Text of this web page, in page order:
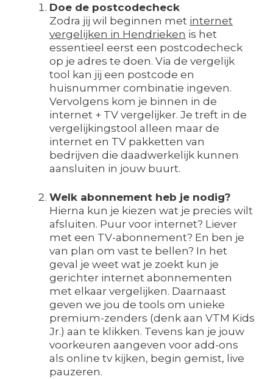
Doe de postcodecheck
Zodra jij wil beginnen met internet
vergelijken in Hendrieken is het
essentieel eerst een postcodecheck
op je adres te doen. Via de vergelijk
tool kan jij een postcode en
huisnummer combinatie ingeven.
Vervolgens kom je binnen in de
internet + TV vergelijker. Je treft in de
vergelijkingstool alleen maar de
internet en TV pakketten van
bedrijven die daadwerkelijk kunnen
aansluiten in jouw buurt.
Welk abonnement heb je nodig?
Hierna kun je kiezen wat je precies wilt
afsluiten. Puur voor internet? Liever
met een TV-abonnement? En ben je
van plan om vast te bellen? In het
geval je weet wat je zoekt kun je
gerichter internet abonnementen
met elkaar vergelijken. Daarnaast
geven we jou de tools om unieke
premium-zenders (denk aan VTM Kids
Jr.) aan te klikken. Tevens kan je jouw
voorkeuren aangeven voor add-ons
als online tv kijken, begin gemist, live
pauzeren.